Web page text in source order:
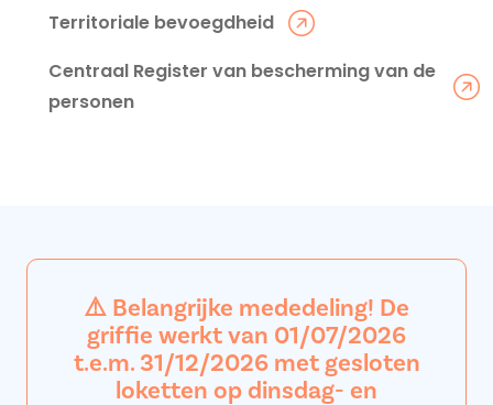
Territoriale bevoegdheid
Centraal Register van bescherming van de
personen
⚠️ Belangrijke mededeling! De
griffie werkt van 01/07/2026
t.e.m. 31/12/2026 met gesloten
loketten op dinsdag- en